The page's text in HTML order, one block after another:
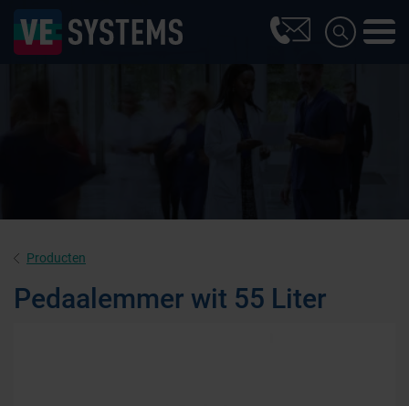
Producten
Pedaalemmer wit 55 Liter